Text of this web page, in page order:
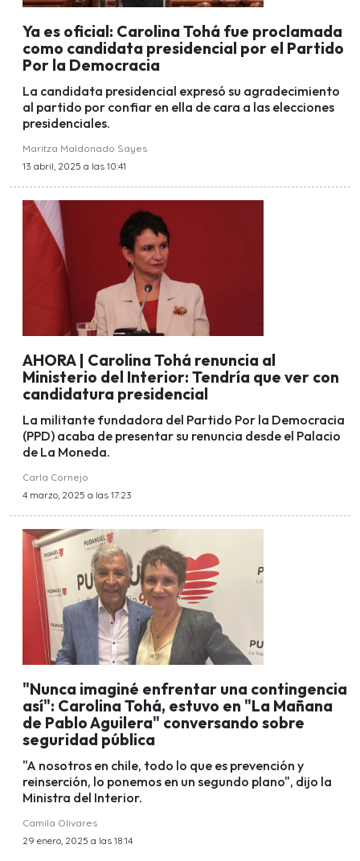
Ya es oficial: Carolina Tohá fue proclamada
como candidata presidencial por el Partido
Por la Democracia
La candidata presidencial expresó su agradecimiento
al partido por confiar en ella de cara a las elecciones
presidenciales.
Maritza Maldonado Sayes
13 abril, 2025 a las 10:41
AHORA | Carolina Tohá renuncia al
Ministerio del Interior: Tendría que ver con
candidatura presidencial
La militante fundadora del Partido Por la Democracia
(PPD) acaba de presentar su renuncia desde el Palacio
de La Moneda.
Carla Cornejo
4 marzo, 2025 a las 17:23
"Nunca imaginé enfrentar una contingencia
así": Carolina Tohá, estuvo en "La Mañana
de Pablo Aguilera" conversando sobre
seguridad pública
"A nosotros en chile, todo lo que es prevención y
reinserción, lo ponemos en un segundo plano", dijo la
Ministra del Interior.
Camila Olivares
29 enero, 2025 a las 18:14